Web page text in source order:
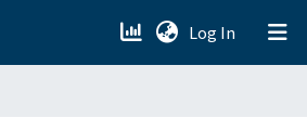
Log In (current)